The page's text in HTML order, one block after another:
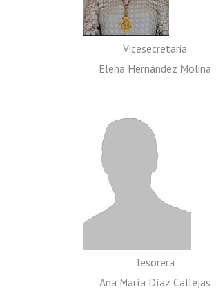
Vicesecretaria
Elena Hernández Molina
Tesorera
Ana María Díaz Callejas